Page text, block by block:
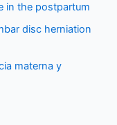
in the postpartum
disc herniation
materna y